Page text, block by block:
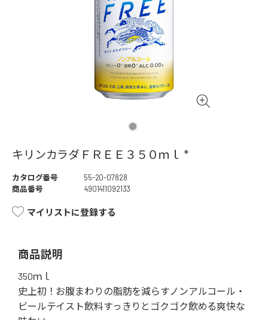
キリンカラダＦＲＥＥ３５０ｍｌ *
カタログ番号
55-20-07828
商品番号
4901411092133
マイリストに登録する
商品説明
350ｍｌ
史上初！お腹まわりの脂肪を減らすノンアルコール・
ビールテイスト飲料すっきりとゴクゴク飲める爽快な